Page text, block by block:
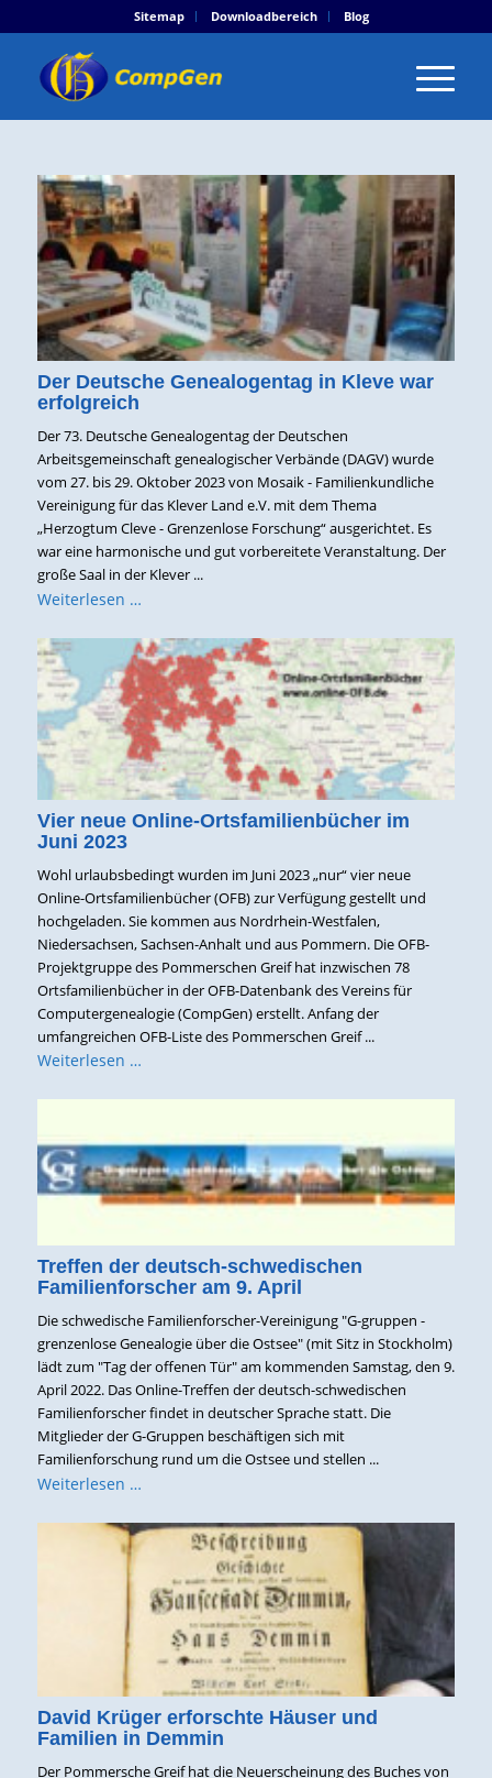
Sitemap Downloadbereich Blog
Der Deutsche Genealogentag in Kleve war
erfolgreich
Der 73. Deutsche Genealogentag der Deutschen
Arbeitsgemeinschaft genealogischer Verbände (DAGV) wurde
vom 27. bis 29. Oktober 2023 von Mosaik - Familienkundliche
Vereinigung für das Klever Land e.V. mit dem Thema
„Herzogtum Cleve - Grenzenlose Forschung“ ausgerichtet. Es
war eine harmonische und gut vorbereitete Veranstaltung. Der
große Saal in der Klever ...
Weiterlesen …
Vier neue Online-Ortsfamilienbücher im
Juni 2023
Wohl urlaubsbedingt wurden im Juni 2023 „nur“ vier neue
Online-Ortsfamilienbücher (OFB) zur Verfügung gestellt und
hochgeladen. Sie kommen aus Nordrhein-Westfalen,
Niedersachsen, Sachsen-Anhalt und aus Pommern. Die OFB-
Projektgruppe des Pommerschen Greif hat inzwischen 78
Ortsfamilienbücher in der OFB-Datenbank des Vereins für
Computergenealogie (CompGen) erstellt. Anfang der
umfangreichen OFB-Liste des Pommerschen Greif ...
Weiterlesen …
Treffen der deutsch-schwedischen
Familienforscher am 9. April
Die schwedische Familienforscher-Vereinigung "G-gruppen -
grenzenlose Genealogie über die Ostsee" (mit Sitz in Stockholm)
lädt zum "Tag der offenen Tür" am kommenden Samstag, den 9.
April 2022. Das Online-Treffen der deutsch-schwedischen
Familienforscher findet in deutscher Sprache statt. Die
Mitglieder der G-Gruppen beschäftigen sich mit
Familienforschung rund um die Ostsee und stellen ...
Weiterlesen …
David Krüger erforschte Häuser und
Familien in Demmin
Der Pommersche Greif hat die Neuerscheinung des Buches von